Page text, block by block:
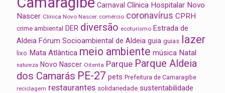
Carnaval Clínica Hospitalar Novo
Nascer Clínica Novo Nascer comércio coronavírus CPRH
crime ambiental DER diversão ecoturismo Estrada de
Aldeia Fórum Socioambiental de Aldeia guia guias lazer
lixo Mata Atlântica meio ambiente música Natal
natureza Novo Nascer Oitenta Parque Parque Aldeia
dos Camarás PE-27 pets Prefeitura de Camaragibe
reciclagem restaurantes solidariedade sustentabilidade